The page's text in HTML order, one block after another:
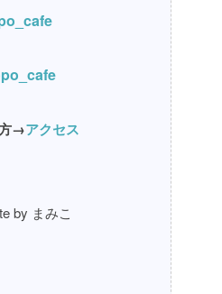
→アクセス
by まみこ